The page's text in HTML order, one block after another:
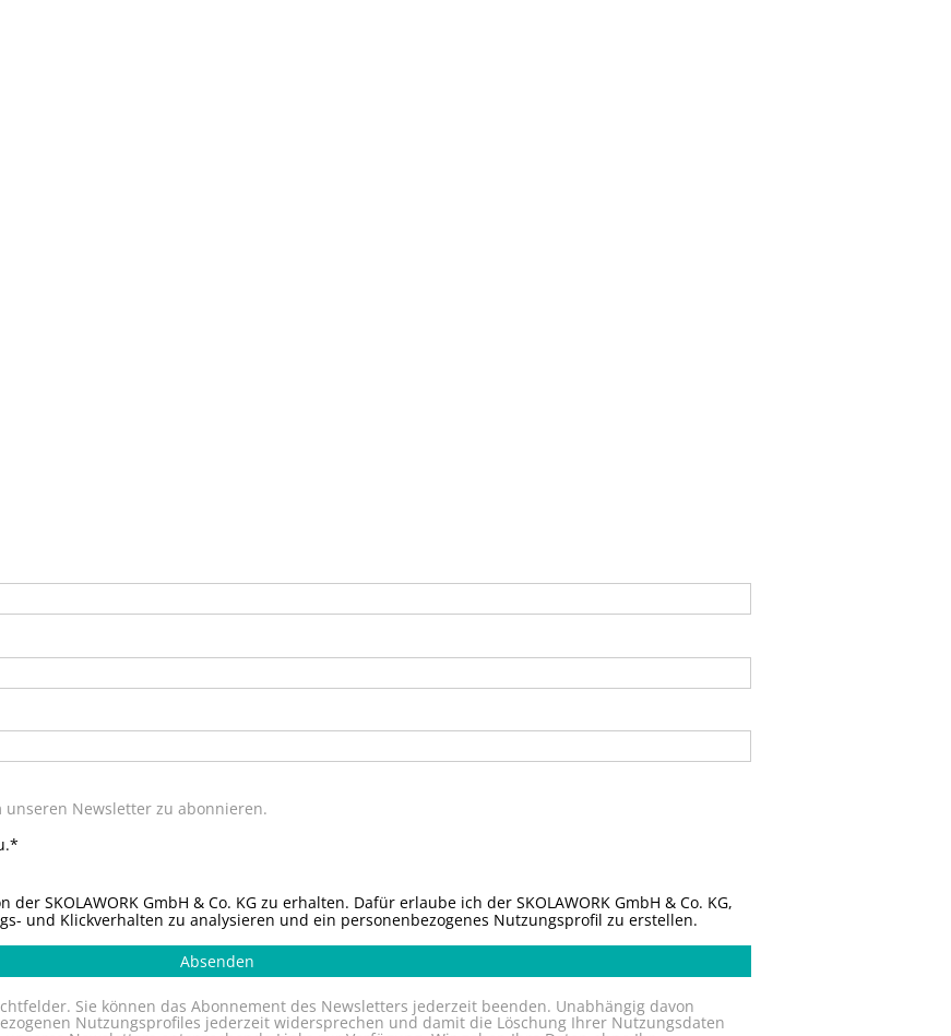
unseren Newsletter zu abonnieren.
SKOLAWORK GmbH & Co. KG zu erhalten. Dafür erlaube ich der SKOLAWORK GmbH & Co. KG,
und Klickverhalten zu analysieren und ein personenbezogenes Nutzungsprofil zu erstellen.
Absenden
Sie können das Abonnement des Newsletters jederzeit beenden. Unabhängig davon
Nutzungsprofiles jederzeit widersprechen und damit die Löschung Ihrer Nutzungsdaten